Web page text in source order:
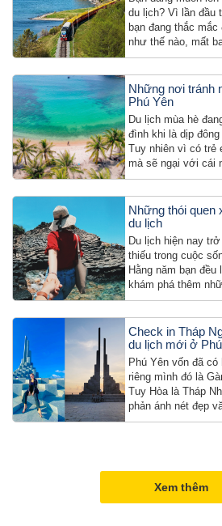
du lịch? Vì lần đầu
bạn đang thắc
như thế nào, mất
Những nơi tránh
Phú Yên
Du lịch mùa hè
đình khi là dịp
Tuy nhiên vì có trẻ
mà sẽ ngại với cái
Những thói quen
du lịch
Du lịch hiện nay
thiếu trong cuộc
Hằng năm bạn
khám phá thêm
nhiên chúng ta
Check in Tháp
du lịch mới ở
Phú Yên vốn đã
riêng mình đó là
Tuy Hòa là Tháp
phản ánh nét đẹp
đất nam […]
Xem thêm